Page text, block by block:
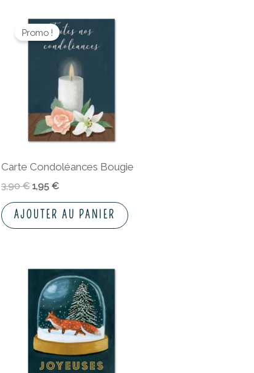
Promo !
Carte Condoléances Bougie
3,90€
prix
initial
était :
1,95 €
prix
actuel
est :
1,95 €.
AJOUTER AU PANIER